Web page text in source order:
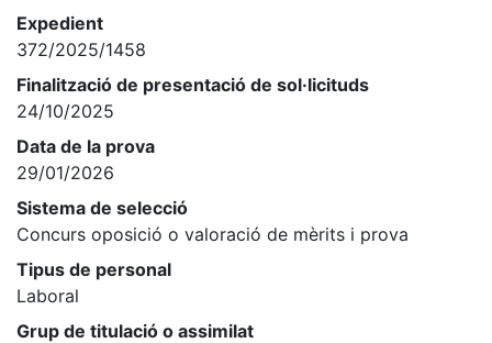
Expedient
372/2025/1458
Finalització de presentació de sol·licituds
24/10/2025
Data de la prova
29/01/2026
Sistema de selecció
Concurs oposició o valoració de mèrits i prova
Tipus de personal
Laboral
Grup de titulació o assimilat